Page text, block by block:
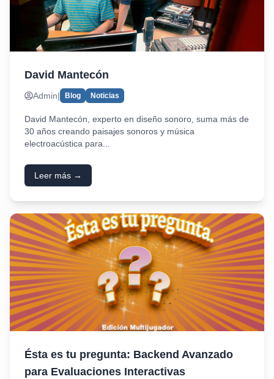
David Mantecón
Admin| Blog Noticias
David Mantecón, experto en diseño sonoro, suma más de
30 años creando paisajes sonoros y música
electroacústica para...
Leer más →
Ésta es tu pregunta: Backend Avanzado
para Evaluaciones Interactivas